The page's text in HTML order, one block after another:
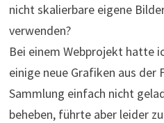
nicht skalierbare eigene
verwenden?
Bei einem Webprojekt hatte
einige neue Grafiken aus der
Sammlung einfach nicht
beheben, führte aber leider